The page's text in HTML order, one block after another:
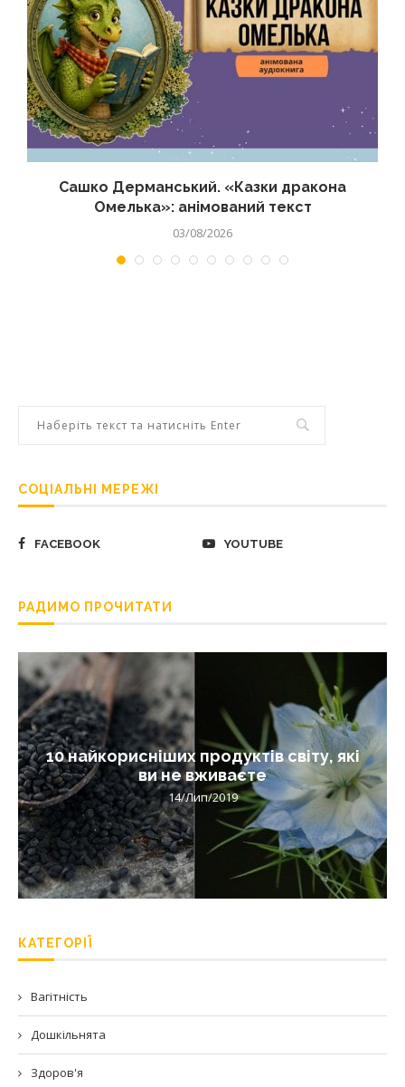
Сашко Дерманський. «Казки дракона
Омелька»: анімований текст
03/08/2026
СОЦІАЛЬНІ МЕРЕЖІ
FACEBOOK YOUTUBE
РАДИМО ПРОЧИТАТИ
10 найкорисніших продуктів світу, які
ви не вживаєте
14/Лип/2019
КАТЕГОРІЇ
Вагітність
Дошкільнята
Здоров'я